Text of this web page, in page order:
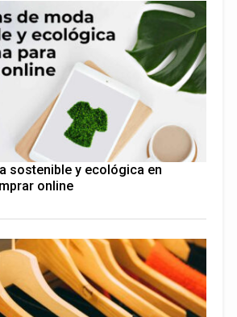
sostenible y ecológica en
online